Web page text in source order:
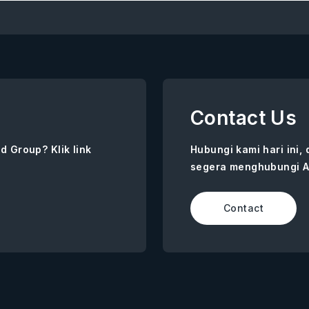
Group? Klik link
Contact Us
Hubungi kami hari ini,
segera menghubungi
Contact